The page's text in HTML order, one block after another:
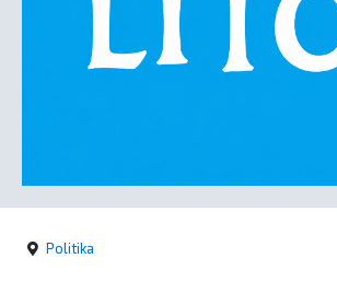
Kultura
Crna
Politika